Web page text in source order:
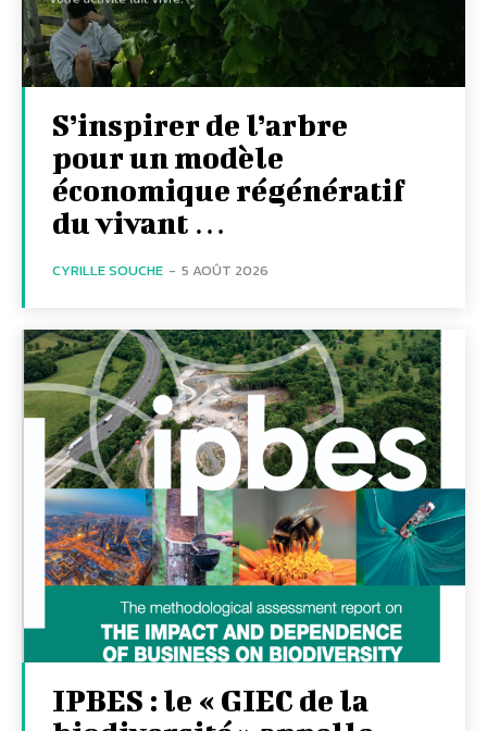
S’inspirer de l’arbre
pour un modèle
économique régénératif
du vivant …
CYRILLE SOUCHE - 5 AOÛT 2026
IPBES : le « GIEC de la